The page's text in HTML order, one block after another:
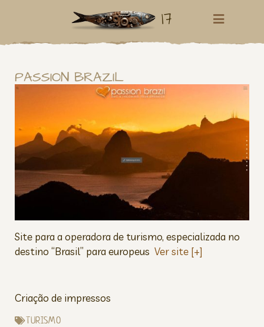
17
PASSION BRAZIL
Site para a operadora de turismo, especializada no
destino “Brasil” para europeus Ver site [+]
Criação de impressos
TURISMO